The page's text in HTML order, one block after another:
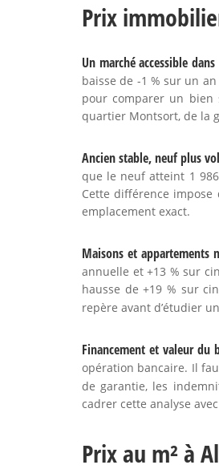
Prix
Un marché accessible dans
baisse de -1 % sur un
pour comparer un bien
quartier Montsort, de la
Ancien stable, neuf plus
que le neuf atteint 1
Cette différence
emplacement exact.
Maisons et appartements
annuelle et +13 % sur
hausse de +19 % sur
repère avant d’étudier un
Financement et valeur du
opération bancaire. Il
de garantie, les
cadrer cette analyse
Prix au m² à